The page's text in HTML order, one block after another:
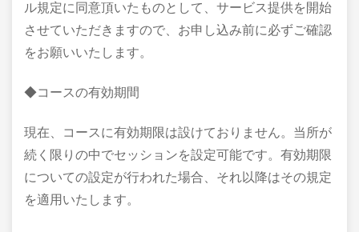
ル規定に同意頂いたものとして、サービス提供を開始
させていただきますので、お申し込み前に必ずご確認
をお願いいたします。
◆コースの有効期間
現在、コースに有効期限は設けておりません。当所が
続く限りの中でセッションを設定可能です。有効期限
についての設定が行われた場合、それ以降はその規定
を適用いたします。